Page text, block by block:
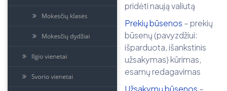
pridėti naują valiutą
Prekių būsenos – prekių
būsenų (pavyzdžiui:
išparduota, išankstinis
užsakymas) kūrimas,
esamų redagavimas
Užsakymų būsenos –